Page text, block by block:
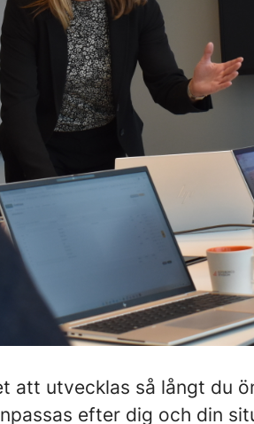
att utvecklas så långt du
efter dig och din